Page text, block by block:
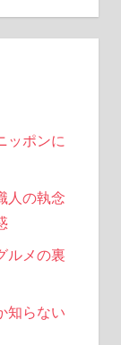
ッポンに
人の執念
ルメの裏
知らない